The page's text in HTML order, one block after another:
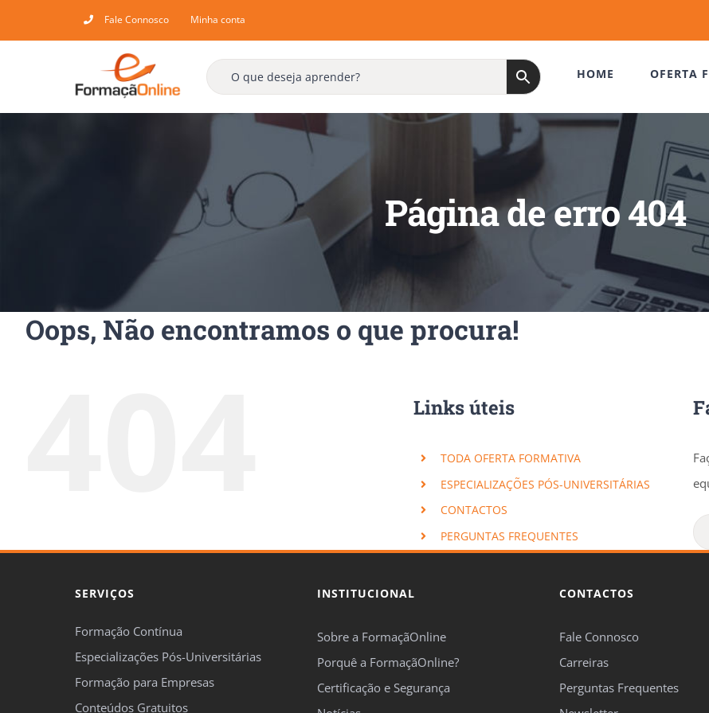
to
Fale Connosco Minha conta
HOME OFERTA
Página de erro 404
Oops, Não encontramos o que procura!
Links úteis
TODA OFERTA FORMATIVA
ESPECIALIZAÇÕES PÓS-UNIVERSITÁRIAS
CONTACTOS
PERGUNTAS FREQUENTES
SERVIÇOS
Formação Contínua
Especializações Pós-Universitárias
Formação para Empresas
Conteúdos Gratuitos
INSTITUCIONAL
Sobre a FormaçãOnline
Porquê a FormaçãOnline?
Certificação e Segurança
CONTACTOS
Fale Connosco
Carreiras
Perguntas Frequentes